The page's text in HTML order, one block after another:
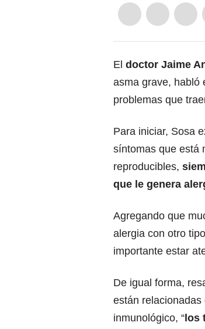
El doctor Jaime
asma grave, habló
problemas que
Para iniciar, Sosa
síntomas que está
reproducibles,
que le genera
Agregando que
alergia con otro
importante estar
De igual forma,
están
inmunológico, “ los